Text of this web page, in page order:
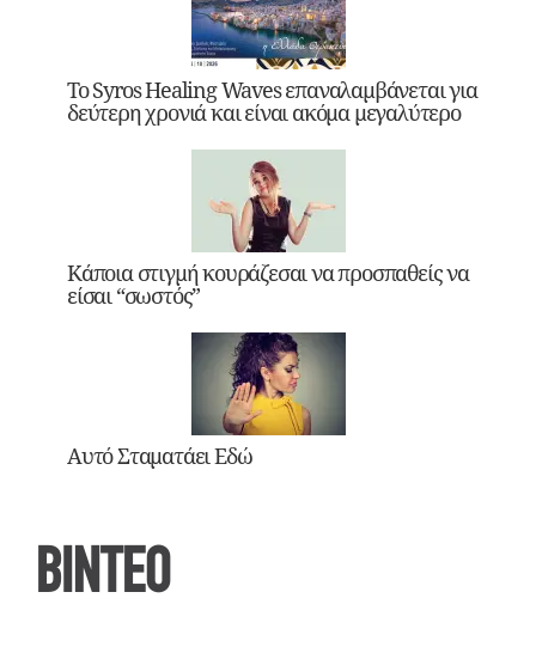
Το Syros Healing Waves επαναλαμβάνεται για
δεύτερη χρονιά και είναι ακόμα μεγαλύτερο
Κάποια στιγμή κουράζεσαι να προσπαθείς να
είσαι “σωστός”
Αυτό Σταματάει Εδώ
ΒΙΝΤΕΟ